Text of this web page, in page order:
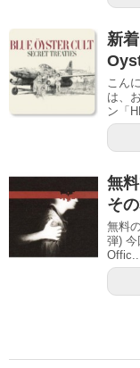
新
こん
は、
ン「
無
そ
無料
弾) 今
Offic...